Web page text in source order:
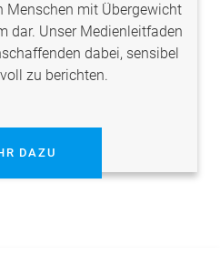
Menschen mit Übergewicht
dar. Unser Medienleitfaden
dabei, sensibel
zu berichten.
DAZU